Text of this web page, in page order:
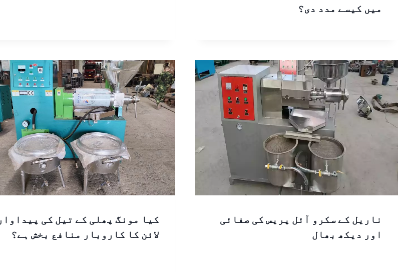
میں کیسے مدد دی؟
ناریل کے سکرو آئل پریس کی صفائی
اور دیکھ بھال
کیا مونگ پھلی کے تیل کی پیداوار
لائن کا کاروبار منافع بخش ہے؟